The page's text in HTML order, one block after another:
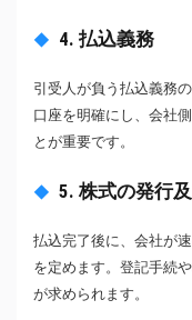
4. 払込義務
引受人が負う払込義務
口座を明確にし、会社
とが重要です。
5. 株式の発行
払込完了後に、会社が
を定めます。登記手続
が求められます。